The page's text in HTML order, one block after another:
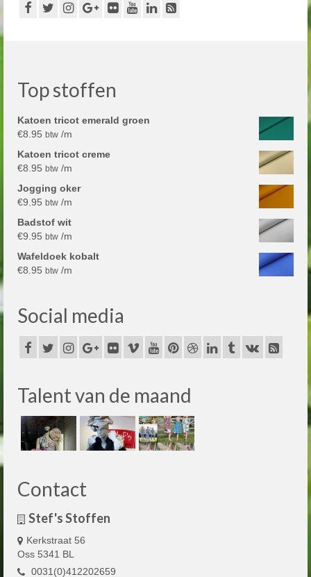
Top stoffen
Katoen tricot emerald groen
€8.95 btw /m
Katoen tricot creme
€8.95 btw /m
Jogging oker
€9.95 btw /m
Badstof wit
€9.95 btw /m
Wafeldoek kobalt
€8.95 btw /m
Social media
Talent van de maand
Contact
Stef's Stoffen
Kerkstraat 56
Oss 5341 BL
0031(0)412202659